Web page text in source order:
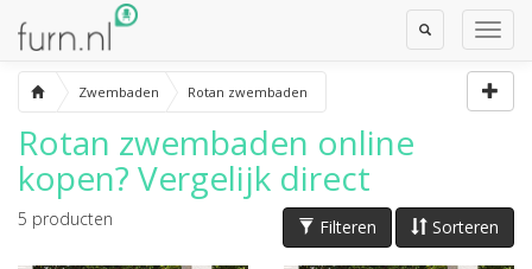
Toggle
Search
Zwembaden Rotan zwembaden
Rotan zwembaden online
kopen? Vergelijk direct
Sorteren
Filteren
5 producten